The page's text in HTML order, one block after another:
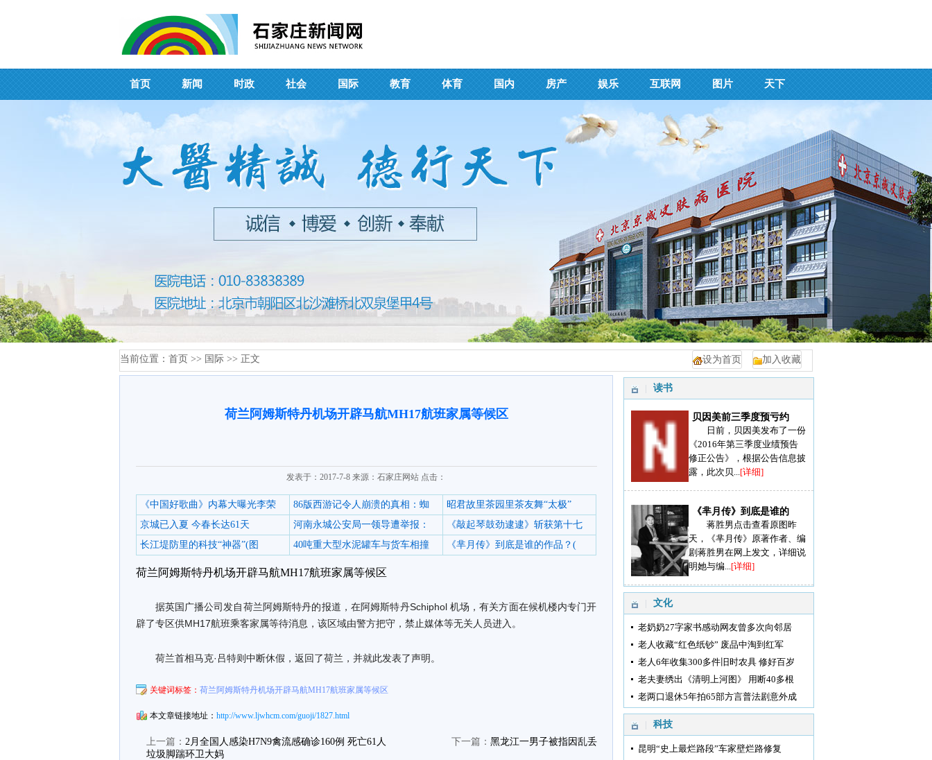
首页 新闻 时政 社会 国际 教育 体育 国内 房产 娱乐 互联网 图片 天下
当前位置： 首页 >> 国际 >> 正文 加入收藏
设为首页
荷兰阿姆斯特丹机场开辟马航MH17航班家属等候区
发表于：2017-7-8 来源：石家庄网站 点击：
《中国好歌曲》内幕大曝光李荣 86版西游记令人崩溃的真相：蜘
昭君故里茶园里茶友舞“太极”
京城已入夏 今春长达61天
河南永城公安局一领导遭举报：
《敲起琴鼓劲逮逮》斩获第十七
长江堤防里的科技“神器”(图
40吨重大型水泥罐车与货车相撞 《芈月传》到底是谁的作品？(
荷兰阿姆斯特丹机场开辟马航MH17航班家属等候区
据英国广播公司发自荷兰阿姆斯特丹的报道，在阿姆斯特丹Schiphol 机场，有关方面在候机楼内专门开
辟了专区供MH17航班乘客家属等待消息，该区域由警方把守，禁止媒体等无关人员进入。
荷兰首相马克·吕特则中断休假，返回了荷兰，并就此发表了声明。
关键词标签： 荷兰阿姆斯特丹机场开辟马航MH17航班家属等候区
本文章链接地址： http://www.ljwhcm.com/guoji/1827.html
上一篇： 2月全国人感染H7N9禽流感确诊160例 死亡61人 下一篇： 黑龙江一男子被指因乱丢
垃圾脚踹环卫大妈
读书
贝因美前三季度预亏约
日前，贝因美发布了一份
《2016年第三季度业绩预告
修正公告》，根据公告信息披
露，此次贝...[详细]
《芈月传》到底是谁的
蒋胜男点击查看原图昨
天，《芈月传》原著作者、编
剧蒋胜男在网上发文，详细说
明她与编...[详细]
文化
老奶奶27字家书感动网友曾多次向邻居
老人收藏“红色纸钞” 废品中淘到红军
老人6年收集300多件旧时农具 修好百岁
老夫妻绣出《清明上河图》 用断40多根
老两口退休5年拍65部方言普法剧意外成
科技
昆明“史上最烂路段”车家壁烂路修复